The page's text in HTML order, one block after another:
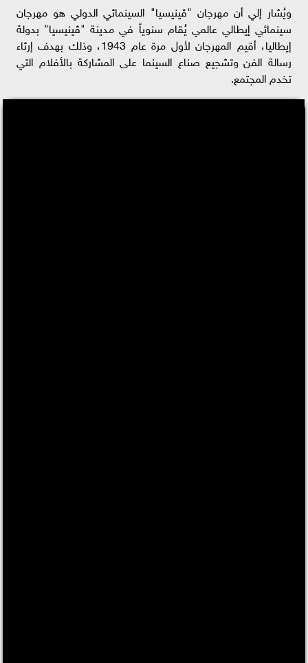
ويُشار إلي أن مهرجان "ڤينيسيا" السينمائي الدولي هو مهرجان
سينمائي إيطالي عالمي يُقام سنوياً في مدينة "ڤينيسيا" بدولة
إيطاليا، أقيم المهرجان لأول مرة عام 1943، وذلك بهدف إرثاء
رسالة الفن وتشجيع صناع السينما على المشاركة بالأفلام التي
تخدم المجتمع.